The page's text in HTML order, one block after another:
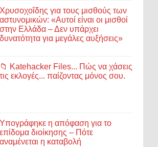
Χρυσοχοΐδης για τους μισθούς των
αστυνομικών: «Αυτοί είναι οι μισθοί
στην Ελλάδα – Δεν υπάρχει
δυνατότητα για μεγάλες αυξήσεις»
📁 Katehacker Files... Πώς να χάσεις
τις εκλογές... παίζοντας μόνος σου.
Υπογράφηκε η απόφαση για το
επίδομα διοίκησης – Πότε
αναμένεται η καταβολή